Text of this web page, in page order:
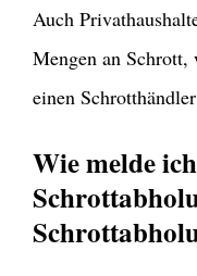
Auch
Mengen an Schrott,
einen
Wie melde